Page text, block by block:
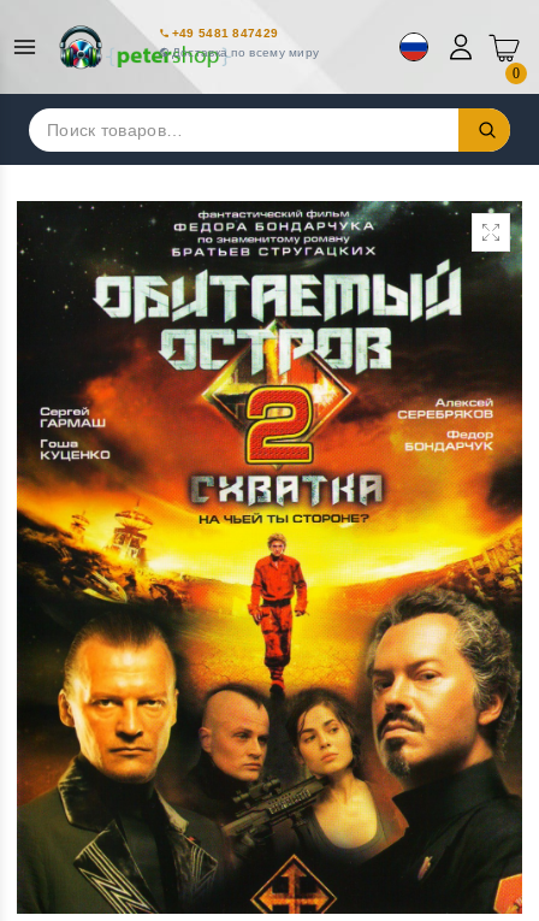
+49 5481 847429
Доставка по всему миру
0
Искать: